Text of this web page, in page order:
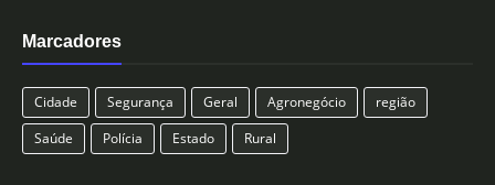
Marcadores
Cidade Segurança Geral Agronegócio
região
Saúde
Polícia Estado Rural